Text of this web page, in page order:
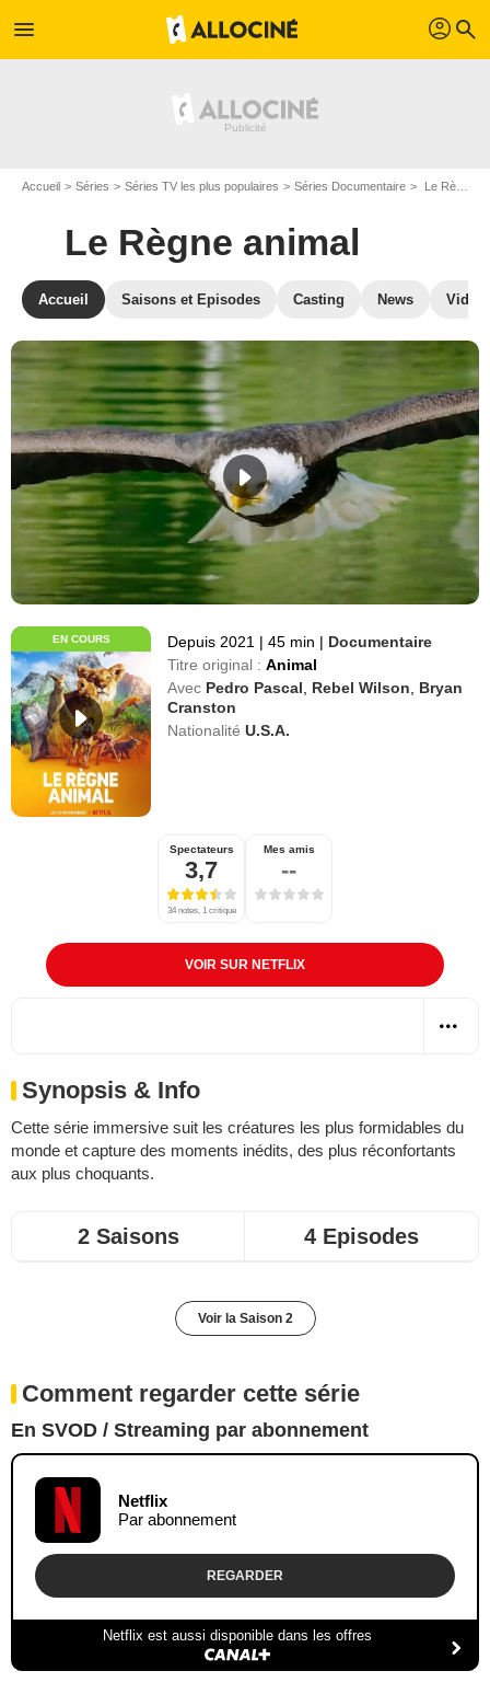
menu profil search
Accueil Séries Séries TV les plus populaires Séries Documentaire Le Règne animal
Le Règne animal
Accueil Saisons et Episodes Casting News
EN COURS Depuis 2021 | 45 min | Documentaire
Titre original : Animal
Avec Pedro Pascal Rebel Wilson
Bryan
Cranston
Nationalité U.S.A.
Spectateurs
3,7
34 notes, 1 critique
Mes amis
--
VOIR SUR NETFLIX
Synopsis & Info
Cette série immersive suit les créatures les plus formidables du
monde et capture des moments inédits, des plus réconfortants
aux plus choquants.
2 Saisons 4 Episodes
Voir la Saison 2
Comment regarder cette série
En SVOD / Streaming par abonnement
Netflix
Par abonnement
REGARDER
Netflix est aussi disponible dans les offres